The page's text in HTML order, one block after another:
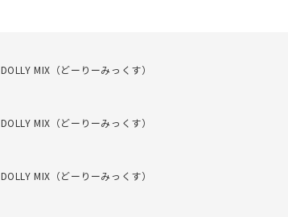
MIX（どーりーみっくす）
MIX（どーりーみっくす）
MIX（どーりーみっくす）